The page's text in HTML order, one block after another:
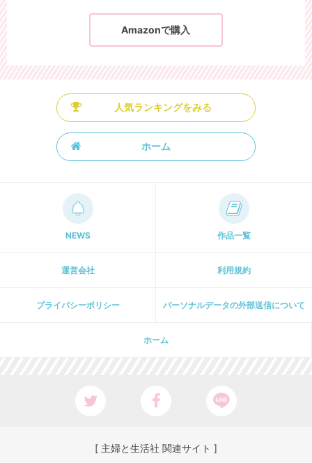
Amazonで購入
人気ランキングをみる
ホーム
NEWS 作品一覧
運営会社 利用規約
プライパシーポリシー パーソナルデータの外部送信について
ホーム
[ 主婦と生活社 関連サイト ]